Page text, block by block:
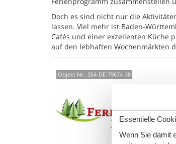
Doch es sind nicht nur die
lassen. Viel mehr ist Baden-
Cafés und einer exzellenten Küche
auf den lebhaften Wochenmärkten
Objekt Nr.: 354-DE-79674-38
Essentielle
Wenn Sie damit